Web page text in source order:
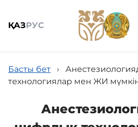
ҚАЗРУС
Жалпы мәлімет
Басты бет ›
технологиялар мен ЖИ